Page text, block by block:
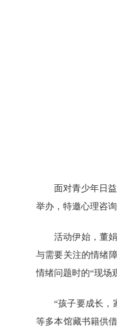
面对青少年日
举办，特邀心理咨
活动伊始，董
与需要关注的情绪
情绪问题时的“现
“孩子要成长，
等多本馆藏书籍供